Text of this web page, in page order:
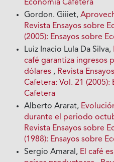
Economía Cafetera
Gordon. Giiiet,
Revista Ensayos sobre
(2005): Ensayos sobre
Luiz Inacio Lula Da Silva,
café garantiza ingresos
dólares , Revista
Cafetera: Vol. 21 (2005):
Cafetera
Alberto Ararat,
durante el periodo
Revista Ensayos sobre
(1988): Ensayos sobre
Sergio Amaral, El café